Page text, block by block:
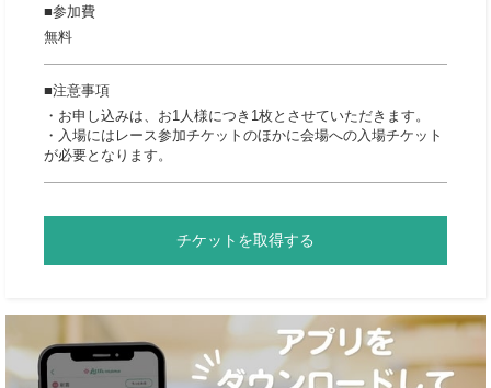
参加費
無料
注意事項
・お申し込みは、お1人様につき1枚とさせていただきます。
・入場にはレース参加チケットのほかに会場への入場チケット
が必要となります。
チケットを取得する